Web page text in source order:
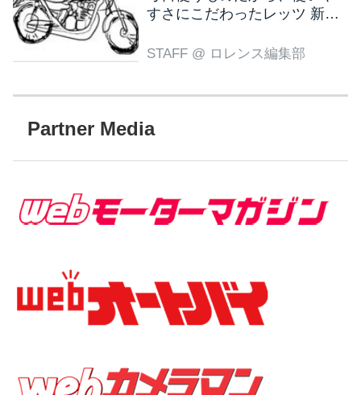
すさにこだわったレッツ 新色
STAFF @ ロレンス編集部
Partner Media